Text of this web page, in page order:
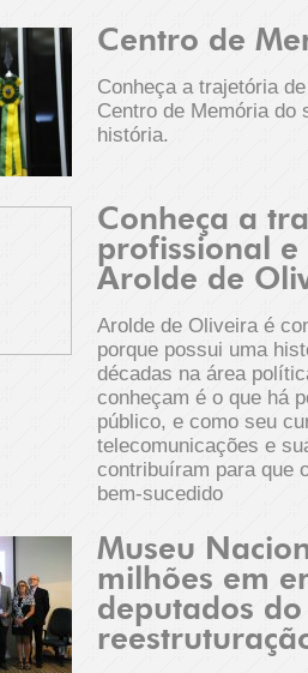
Centro de
Conheça a trajetória
Centro de Memória do
história.
Conheça a
profissional e
Arolde de
Arolde de Oliveira é
porque possui uma
décadas na área
conheçam é o que há
público, e como seu
telecomunicações e
contribuíram para que
bem-sucedido
Museu
milhões em
deputados